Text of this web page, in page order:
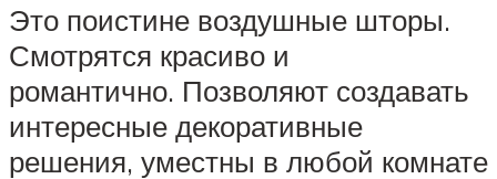
Это поистине воздушные шторы.
Смотрятся красиво и
романтично. Позволяют создавать
интересные декоративные
решения, уместны в любой комнате